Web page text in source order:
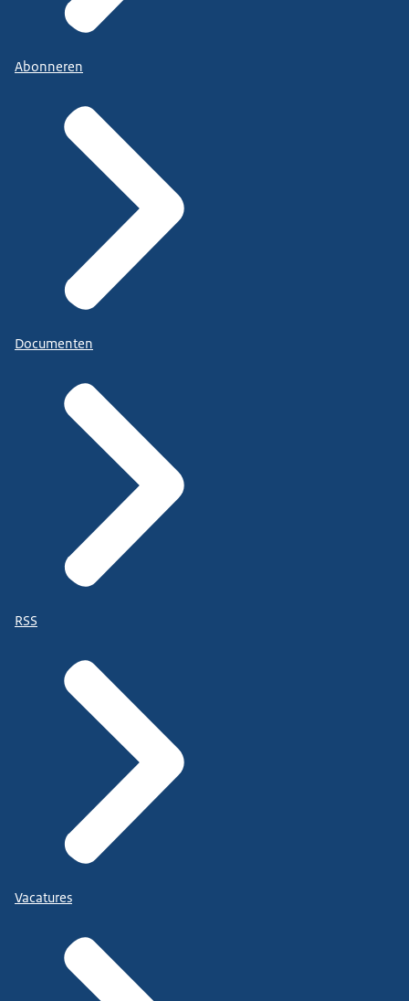
Abonneren
Documenten
RSS
Vacatures